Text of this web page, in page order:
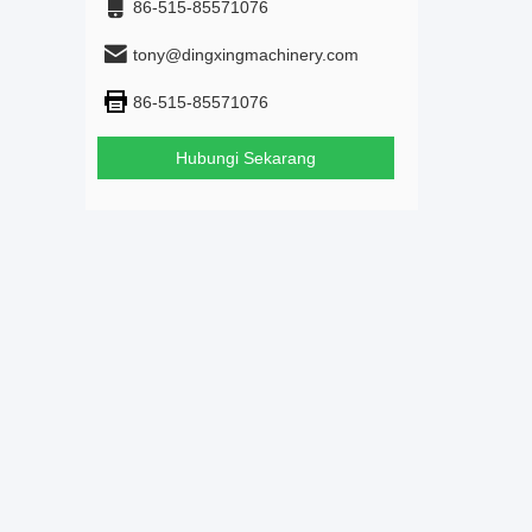
86-515-85571076
tony@dingxingmachinery.com
86-515-85571076
Hubungi Sekarang